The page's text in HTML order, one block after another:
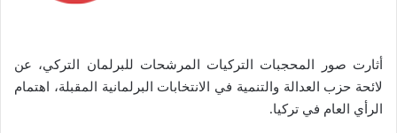
أثارت صور المحجبات التركيات المرشحات للبرلمان التركي، عن
لائحة حزب العدالة والتنمية في الانتخابات البرلمانية المقبلة، اهتمام
الرأي العام في تركيا.